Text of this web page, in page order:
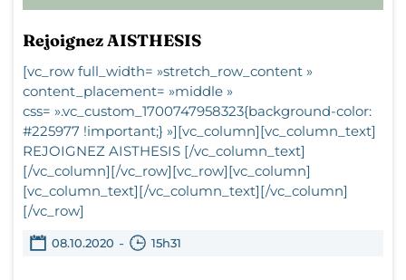
Rejoignez AISTHESIS
[vc_row full_width= »stretch_row_content »
content_placement= »middle »
css= ».vc_custom_1700747958323{background-color:
#225977 !important;} »][vc_column][vc_column_text]
REJOIGNEZ AISTHESIS [/vc_column_text]
[/vc_column][/vc_row][vc_row][vc_column]
[vc_column_text][/vc_column_text][/vc_column]
[/vc_row]
08.10.2020 - 15h31